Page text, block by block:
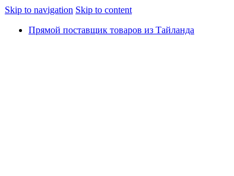
Skip to navigation Skip to content
Прямой поставщик товаров из Тайланда